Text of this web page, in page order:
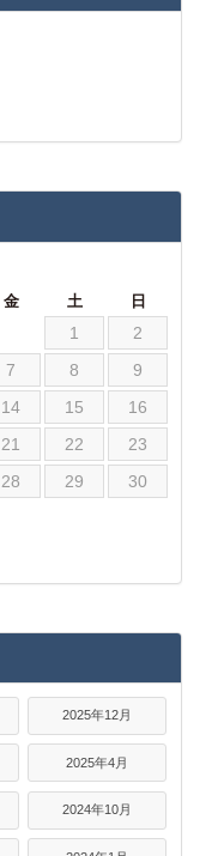
金 土 日
1
2
7 8
9
14 15
16
21 22
23
28 29
30
2025年12月
2025年4月
2024年10月